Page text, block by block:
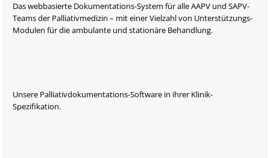
Das webbasierte Dokumentations-System für alle AAPV und SAPV-
Teams der Palliativmedizin – mit einer Vielzahl von Unterstützungs-
Modulen für die ambulante und stationäre Behandlung.
Unsere Palliativdokumentations-Software in ihrer Klinik-
Spezifikation.